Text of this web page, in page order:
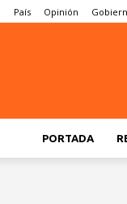
País Opinión
PORTADA